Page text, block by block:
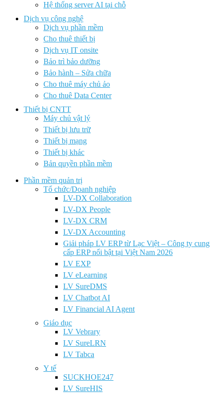
Hệ thống server AI tại chỗ
Dịch vụ công nghệ
Dịch vụ phần mềm
Cho thuê thiết bị
Dịch vụ IT onsite
Bảo trì bảo dưỡng
Bảo hành – Sửa chữa
Cho thuê máy chủ ảo
Cho thuê Data Center
Thiết bị CNTT
Máy chủ vật lý
Thiết bị lưu trữ
Thiết bị mạng
Thiết bị khác
Bản quyền phần mềm
Phần mềm quản trị
Tổ chức/Doanh nghiệp
LV-DX Collaboration
LV-DX People
LV-DX CRM
LV-DX Accounting
Giải pháp LV ERP từ Lạc Việt – Công ty cung
cấp ERP nổi bật tại Việt Nam 2026
LV EXP
LV eLearning
LV SureDMS
LV Chatbot AI
LV Financial AI Agent
Giáo dục
LV Vebrary
LV SureLRN
LV Tabca
Y tế
SUCKHOE247
LV SureHIS